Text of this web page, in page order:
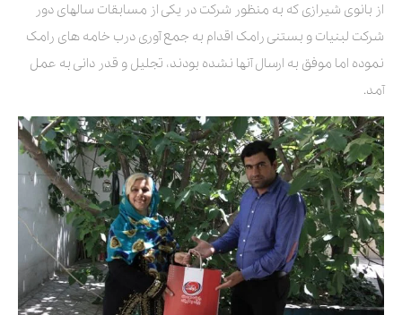
از بانوی شیرازی که به منظور شرکت در یکی از مسابقات سالهای دور
شرکت لبنیات و بستنی رامک اقدام به جمع آوری درب خامه های رامک
نموده اما موفق به ارسال آنها نشده بودند، تجلیل و قدر دانی به عمل
آمد.